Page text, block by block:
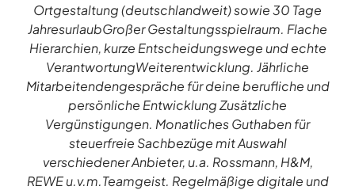
Ortgestaltung (deutschlandweit) sowie 30 Tage
JahresurlaubGroßer Gestaltungsspielraum. Flache
Hierarchien, kurze Entscheidungswege und echte
VerantwortungWeiterentwicklung. Jährliche
Mitarbeitendengespräche für deine berufliche und
persönliche Entwicklung Zusätzliche
Vergünstigungen. Monatliches Guthaben für
steuerfreie Sachbezüge mit Auswahl
verschiedener Anbieter, u.a. Rossmann, H&M,
REWE u.v.m.Teamgeist. Regelmäßige digitale und